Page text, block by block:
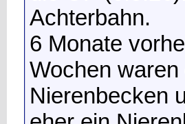
Achterbahn.
6 Monate
Wochen
Nierenbecken